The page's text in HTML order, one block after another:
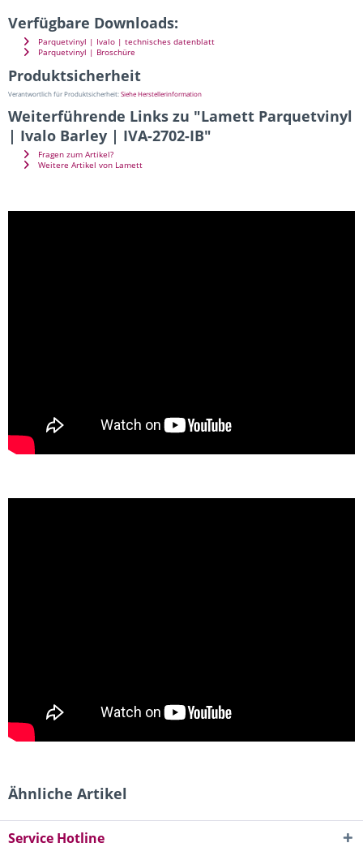
Verfügbare Downloads:
Parquetvinyl | Ivalo | technisches datenblatt
Parquetvinyl | Broschüre
Produktsicherheit
Verantwortlich für Produktsicherheit:Siehe Herstellerinformation
Weiterführende Links zu "Lamett Parquetvinyl
| Ivalo Barley | IVA-2702-IB"
Fragen zum Artikel?
Weitere Artikel von Lamett
Ähnliche Artikel
Service Hotline